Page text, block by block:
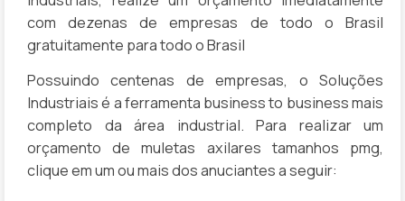
com dezenas de empresas de todo o Brasil
gratuitamente para todo o Brasil
Possuindo centenas de empresas, o Soluções
Industriais é a ferramenta business to business mais
completo da área industrial. Para realizar um
orçamento de muletas axilares tamanhos pmg,
clique em um ou mais dos anuciantes a seguir: